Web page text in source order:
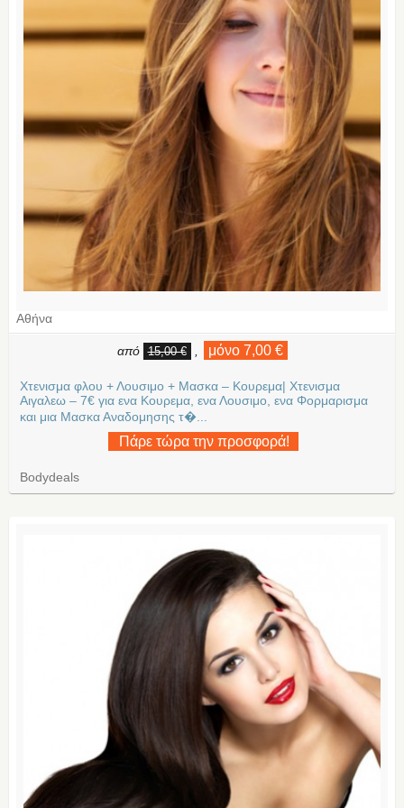
Αθήνα
από 15,00 € μόνο 7,00 €
Χτενισμα φλου + Λουσιμο + Μασκα – Κουρεμα| Χτενισμα
Αιγαλεω – 7€ για ενα Κουρεμα, ενα Λουσιμο, ενα Φορμαρισμα
και μια Μασκα Αναδομησης τ�...
Πάρε τώρα την προσφορά!
Bodydeals